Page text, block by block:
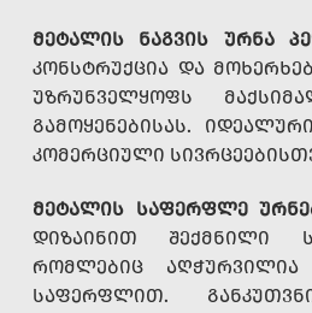
ᲛᲔᲢᲐᲚᲘᲡ ᲜᲐᲒᲕᲘᲡ ᲣᲠᲜᲐ
ᲙᲝᲜᲡᲢᲠᲣᲥᲪᲘᲐ ᲓᲐ
ᲣᲖᲠᲣᲜᲕᲔᲚᲧᲝᲤᲡ
ᲒᲐᲛᲝᲧᲔᲜᲔᲑᲘᲡᲐᲡ.
ᲙᲝᲛᲔᲠᲪᲘᲣᲚᲘ
ᲛᲔᲢᲐᲚᲘᲡ ᲡᲐᲤᲔᲠᲤᲚᲔ
ᲓᲘᲖᲐᲘᲜᲘᲗ ᲨᲔᲥᲛᲜᲘᲚᲘ
ᲠᲝᲛᲚᲔᲑᲘᲪ ᲐᲦᲭᲣᲠᲕᲘᲚᲘᲐ
ᲡᲐᲤᲔᲠᲤᲚᲘᲗ.